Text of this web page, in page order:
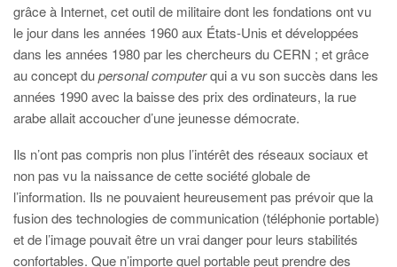
grâce à Internet, cet outil de militaire dont les fondations ont vu
le jour dans les années 1960 aux États-Unis et développées
dans les années 1980 par les chercheurs du CERN ; et grâce
au concept dupersonal computerqui a vu son succès dans les
années 1990 avec la baisse des prix des ordinateurs, la rue
arabe allait accoucher d’une jeunesse démocrate.
Ils n’ont pas compris non plus l’intérêt des réseaux sociaux et
non pas vu la naissance de cette société globale de
l’information. Ils ne pouvaient heureusement pas prévoir que la
fusion des technologies de communication (téléphonie portable)
et de l’image pouvait être un vrai danger pour leurs stabilités
confortables. Que n’importe quel portable peut prendre des